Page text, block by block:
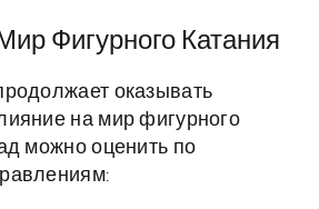
Фигурного Катания
оказывать
на мир фигурного
можно оценить по